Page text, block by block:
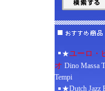
★ユーロ・
オ Dino Massa
Tempi
★Dutch Jazz